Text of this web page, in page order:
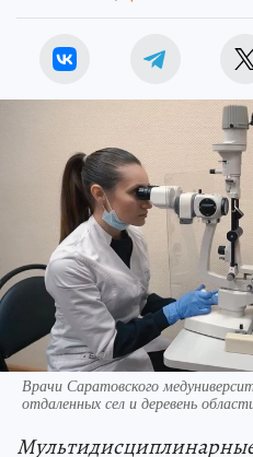
Врачи Саратовского
отдаленных сел и деревень